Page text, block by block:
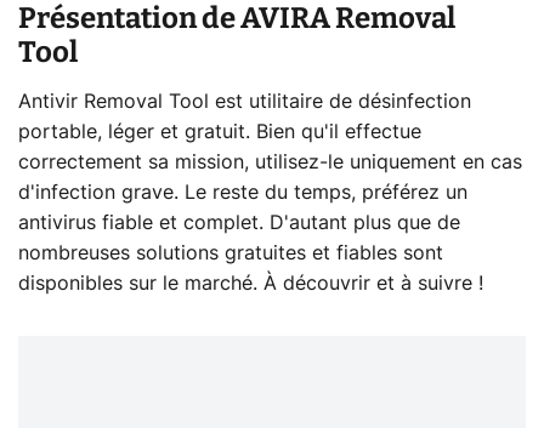
Présentation de AVIRA Removal
Tool
Antivir Removal Tool est utilitaire de désinfection
portable, léger et gratuit. Bien qu'il effectue
correctement sa mission, utilisez-le uniquement en cas
d'infection grave. Le reste du temps, préférez un
antivirus fiable et complet. D'autant plus que de
nombreuses solutions gratuites et fiables sont
disponibles sur le marché. À découvrir et à suivre !